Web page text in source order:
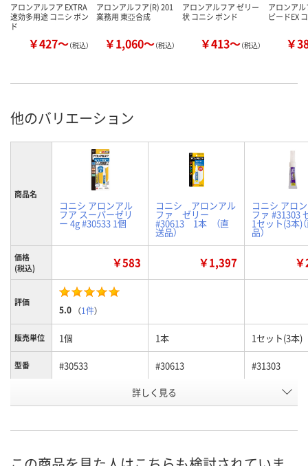
アロンアルフア EXTRA
速効多用途 コニシ ボン
ド
￥427～（税込）
アロンアルフア(R) 201
業務用 東亞合成
￥1,060～（税込）
アロンアルフア ゼリー
状 コニシ ボンド
￥413～（税込）
アロンア
ピードEX
￥
他のバリエーション
商品名
コニシ アロンアル
フア スーパーゼリ
ー 4g #30533 1個
コニシ アロンアル
ファ ゼリー
#30613 1本 （直
送品）
コニシ アロ
ファ #31303
1セット(3本)
品）
価格
(税込)
￥583 ￥1,397
評価
5.0 （1件）
販売単位 1個 1本 1セット(3本)
型番 #30533 #30613 #31303
N854293 N862267
詳しく見る